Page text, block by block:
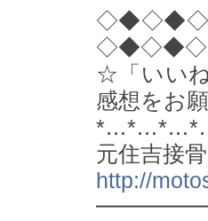
☆「いい
感想をお
元住吉接
http://